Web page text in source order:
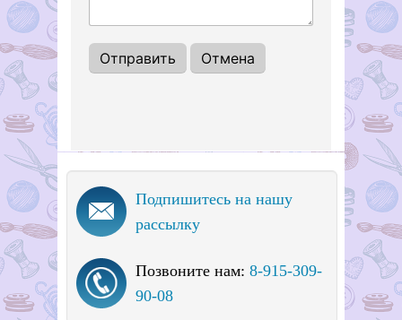
Подпишитесь на нашу
рассылку
Позвоните нам: 8-915-309-
90-08